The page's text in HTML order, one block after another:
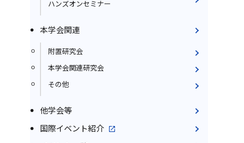
ハンズオンセミナー
本学会関連
附置研究会
本学会関連研究会
その他
他学会等
国際イベント紹介